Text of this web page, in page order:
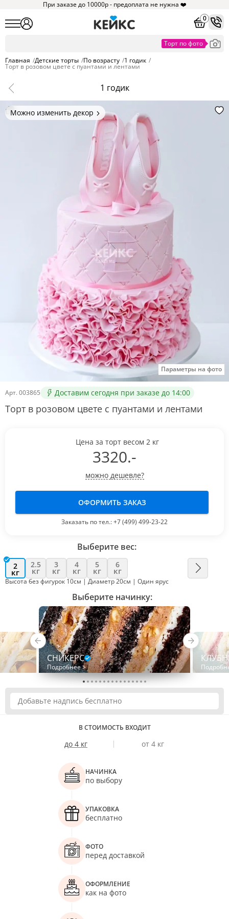
При заказе до 10000р - предоплата не нужна ❤️
0
Главная /Детские торты /По возрасту /1 годик /
Торт в розовом цвете с пуантами и лентами
1 годик
Можно изменить декор
Цвет покрытия, надписи,
Параметры на фото
Арт. 003865 Доставим сегодня при заказе до 14:00
Торт в розовом цвете с пуантами и лентами
Выберите вес:
2
кг
2.5
кг
3
кг
4
кг
5
кг
6
кг
Высота без фигурок 10см | Диаметр 20см | Один ярус
Выберите начинку:
СНИКЕРС
Подробнее >
Цена за торт весом 2 кг
3320.-
можно дешевле?
ОФОРМИТЬ ЗАКАЗ
Заказать по тел.:+7 (499) 499-23-22
В СТОИМОСТЬ ВХОДИТ
до 4 кг от 4 кг
НАЧИНКА
по выбору
УПАКОВКА
бесплатно
ФОТО
перед доставкой
ОФОРМЛЕНИЕ
как на фото